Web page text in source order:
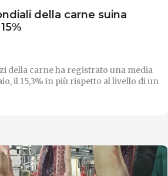
della carne suina
della carne ha registrato una media
il 15,3% in più rispetto al livello di un